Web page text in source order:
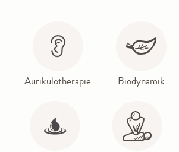
Aurikulotherapie Biodynamik